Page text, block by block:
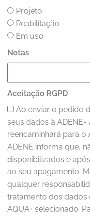
Projeto
Reabilitação
Em uso
Notas
Aceitação RGPD
Ao enviar o pedido
seus dados à ADENE-
reencaminhará para o
ADENE informa que,
disponibilizados e
ao seu apagamento.
qualquer
tratamento dos
AQUA+ selecionado.